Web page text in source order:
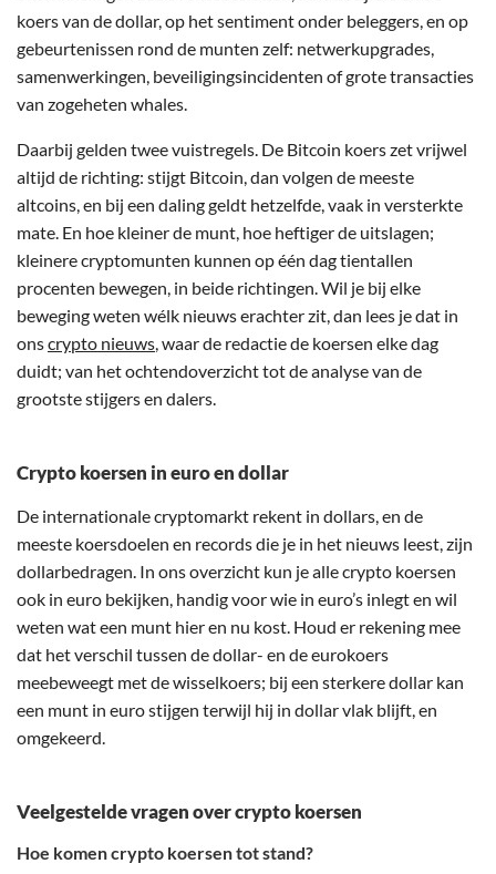
koers van de dollar, op het sentiment onder beleggers, en op
gebeurtenissen rond de munten zelf: netwerkupgrades,
samenwerkingen, beveiligingsincidenten of grote transacties
van zogeheten whales.
Daarbij gelden twee vuistregels. De Bitcoin koers zet vrijwel
altijd de richting: stijgt Bitcoin, dan volgen de meeste
altcoins, en bij een daling geldt hetzelfde, vaak in versterkte
mate. En hoe kleiner de munt, hoe heftiger de uitslagen;
kleinere cryptomunten kunnen op één dag tientallen
procenten bewegen, in beide richtingen. Wil je bij elke
beweging weten wélk nieuws erachter zit, dan lees je dat in
onscrypto nieuws, waar de redactie de koersen elke dag
duidt; van het ochtendoverzicht tot de analyse van de
grootste stijgers en dalers.
Crypto koersen in euro en dollar
De internationale cryptomarkt rekent in dollars, en de
meeste koersdoelen en records die je in het nieuws leest, zijn
dollarbedragen. In ons overzicht kun je alle crypto koersen
ook in euro bekijken, handig voor wie in euro’s inlegt en wil
weten wat een munt hier en nu kost. Houd er rekening mee
dat het verschil tussen de dollar- en de eurokoers
meebeweegt met de wisselkoers; bij een sterkere dollar kan
een munt in euro stijgen terwijl hij in dollar vlak blijft, en
omgekeerd.
Veelgestelde vragen over crypto koersen
Hoe komen crypto koersen tot stand?